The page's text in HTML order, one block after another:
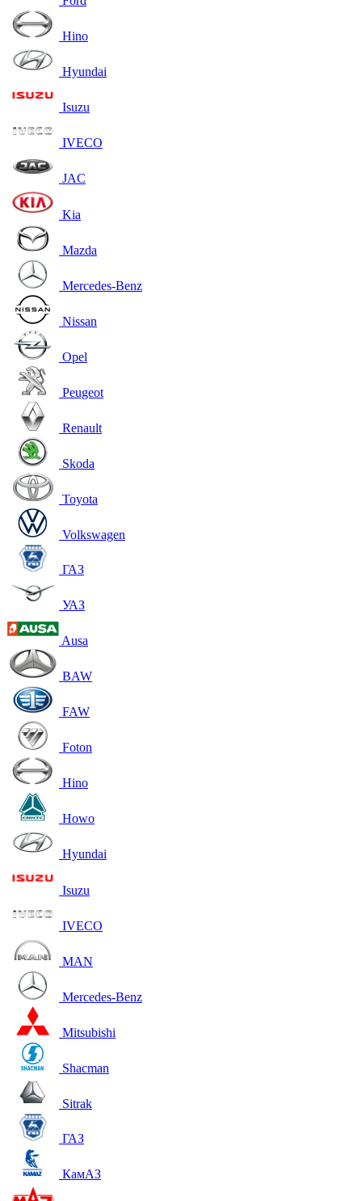
Hino
Hyundai
Isuzu
IVECO
JAC
Kia
Mazda
Mercedes-Benz
Nissan
Opel
Peugeot
Renault
Skoda
Toyota
Volkswagen
ГАЗ
УАЗ
Ausa
BAW
FAW
Foton
Hino
Howo
Hyundai
Isuzu
IVECO
MAN
Mercedes-Benz
Mitsubishi
Shacman
Sitrak
ГАЗ
КамАЗ